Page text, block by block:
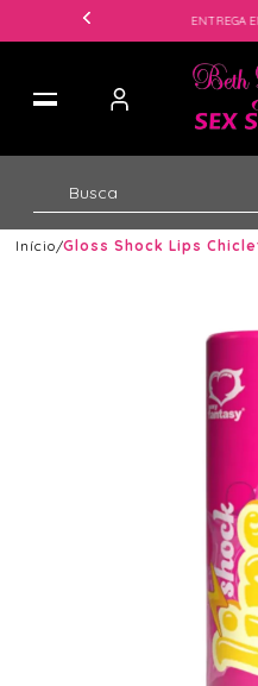
ENTREGA
Início Gloss Shock Lips